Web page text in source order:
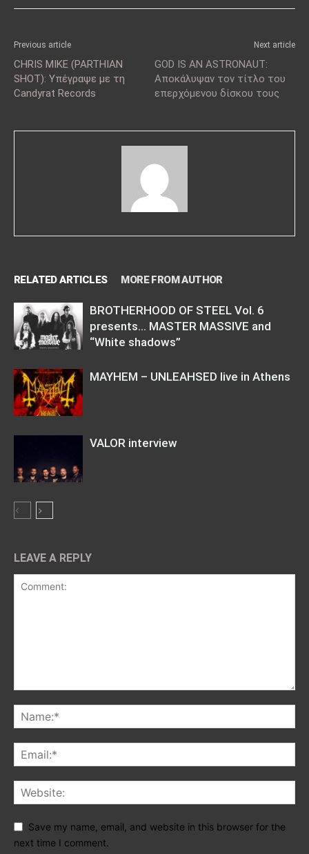
Previous article
CHRIS MIKE (PARTHIAN
SHOT): Υπέγραψε με τη
Candyrat Records
Next article
GOD IS AN ASTRONAUT:
Αποκάλυψαν τον τίτλο του
επερχόμενου δίσκου τους
RELATED ARTICLES MORE FROM AUTHOR
BROTHERHOOD OF STEEL Vol. 6
presents… MASTER MASSIVE and
“White shadows”
MAYHEM – UNLEAHSED live in Athens
VALOR interview
LEAVE A REPLY
Save my name, email, and website in this browser for the
next time I comment.